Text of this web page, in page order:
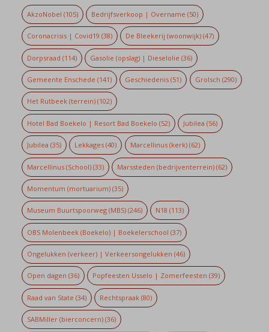
AkzoNobel (105) Bedrijfsverkoop | Overname (50)
Coronacrisis | Covid19 (38) De Bleekerij (woonwijk) (47)
Dorpsraad (114) Gasolie (opslag) | Dieselolie (36)
Gemeente Enschede (141) Geschiedenis (51) Grolsch (290)
Het Rutbeek (terrein)(102)
Hotel Bad Boekelo | Resort Bad Boekelo (52) Jubilea (56)
Jubilea (35) Lekkages (40) Marcellinus (kerk)(62)
Marcellinus (School)(33) Marssteden (bedrijventerrein) (62)
Momentum (mortuarium)(35)
Museum Buurtspoorweg (MBS)(246) N18 (113)
OBS Molenbeek (Boekelo) | Boekelerschool (37)
Ongelukken (verkeer) | Verkeersongelukken (46)
Open dagen (36) Popfeesten Usselo | Zomerfeesten (39)
Raad van State (34) Rechtspraak (80)
SABMiller (bierconcern)(36)